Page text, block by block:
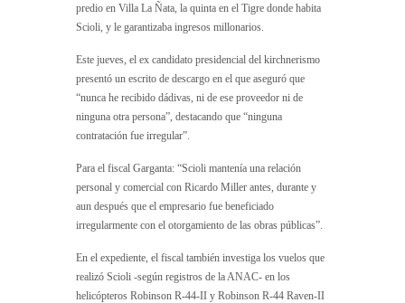
predio en Villa La Ñata, la quinta en el Tigre donde habita
Scioli, y le garantizaba ingresos millonarios.
Este jueves, el ex candidato presidencial del kirchnerismo
presentó un escrito de descargo en el que aseguró que
“nunca he recibido dádivas, ni de ese proveedor ni de
ninguna otra persona”, destacando que “ninguna
contratación fue irregular”.
Para el fiscal Garganta: “Scioli mantenía una relación
personal y comercial con Ricardo Miller antes, durante y
aun después que el empresario fue beneficiado
irregularmente con el otorgamiento de las obras públicas”.
En el expediente, el fiscal también investiga los vuelos que
realizó Scioli -según registros de la ANAC- en los
helicópteros Robinson R-44-II y Robinson R-44 Raven-II